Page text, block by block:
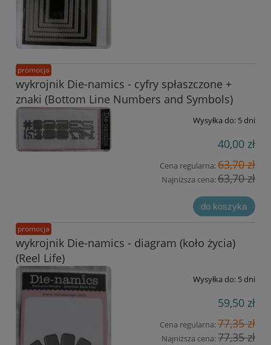
wykrojnik Die-namics - cyfry spłaszczone +
znaki (Bottom Line Numbers and Symbols)
Wysyłka do: 5 dni
40,00 zł
Cena regularna:63,70 zł
Najniższa cena:63,70 zł
do koszyka
promocja
wykrojnik Die-namics - diagram (koło życia)
(Reel Life)
Wysyłka do: 5 dni
59,50 zł
Cena regularna:77,35 zł
Najniższa cena:77,35 zł
promocja